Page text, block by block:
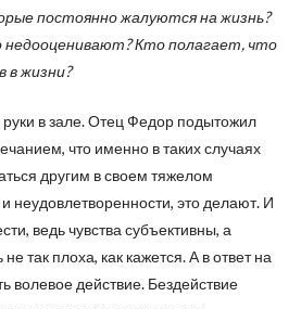
постоянно жалуются на жизнь?
Кто полагает, что
в жизни?
в зале. Отец Федор подытожил
что именно в таких случаях
другим в своем тяжелом
неудовлетворенности, это делают. И
ведь чувства субъективны, а
так плоха, как кажется. А в ответ на
волевое действие. Бездействие